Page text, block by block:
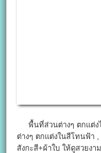
พื้นที่ส่วนต่างๆ ตกแต่ง
ต่างๆ ตกแต่งในสีโทนฟ้า
สังกะสี+ผ้าใบ ให้ดูสวยง